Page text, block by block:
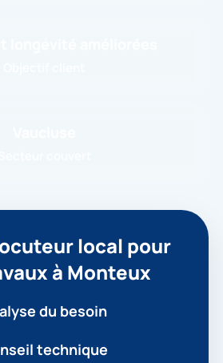
local pour
à Monteux
du besoin
technique